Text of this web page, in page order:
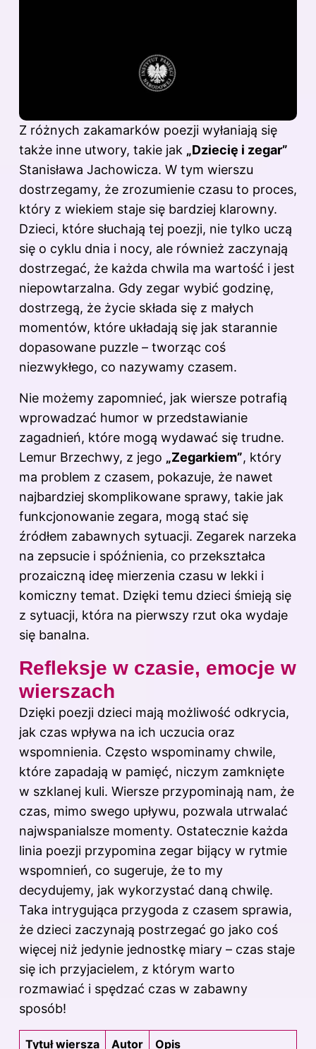
Z różnych zakamarków poezji wyłaniają się
także inne utwory, takie jak „Dziecię i zegar”
Stanisława Jachowicza. W tym wierszu
dostrzegamy, że zrozumienie czasu to proces,
który z wiekiem staje się bardziej klarowny.
Dzieci, które słuchają tej poezji, nie tylko uczą
się o cyklu dnia i nocy, ale również zaczynają
dostrzegać, że każda chwila ma wartość i jest
niepowtarzalna. Gdy zegar wybić godzinę,
dostrzegą, że życie składa się z małych
momentów, które układają się jak starannie
dopasowane puzzle – tworząc coś
niezwykłego, co nazywamy czasem.
Nie możemy zapomnieć, jak wiersze potrafią
wprowadzać humor w przedstawianie
zagadnień, które mogą wydawać się trudne.
Lemur Brzechwy, z jego „Zegarkiem”, który
ma problem z czasem, pokazuje, że nawet
najbardziej skomplikowane sprawy, takie jak
funkcjonowanie zegara, mogą stać się
źródłem zabawnych sytuacji. Zegarek narzeka
na zepsucie i spóźnienia, co przekształca
prozaiczną ideę mierzenia czasu w lekki i
komiczny temat. Dzięki temu dzieci śmieją się
z sytuacji, która na pierwszy rzut oka wydaje
się banalna.
Refleksje w czasie, emocje w
wierszach
Dzięki poezji dzieci mają możliwość odkrycia,
jak czas wpływa na ich uczucia oraz
wspomnienia. Często wspominamy chwile,
które zapadają w pamięć, niczym zamknięte
w szklanej kuli. Wiersze przypominają nam, że
czas, mimo swego upływu, pozwala utrwalać
najwspanialsze momenty. Ostatecznie każda
linia poezji przypomina zegar bijący w rytmie
wspomnień, co sugeruje, że to my
decydujemy, jak wykorzystać daną chwilę.
Taka intrygująca przygoda z czasem sprawia,
że dzieci zaczynają postrzegać go jako coś
więcej niż jedynie jednostkę miary – czas staje
się ich przyjacielem, z którym warto
rozmawiać i spędzać czas w zabawny
sposób!
Tytuł wiersza Autor Opis